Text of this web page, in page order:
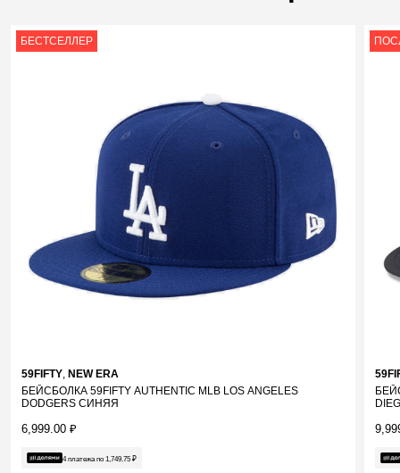
БЕСТСЕЛЛЕР
59FIFTY, NEW ERA
БЕЙСБОЛКА 59FIFTY AUTHENTIC MLB LOS ANGELES
DODGERS СИНЯЯ
6,999.00 ₽
4 платежа по 1,749.75 ₽